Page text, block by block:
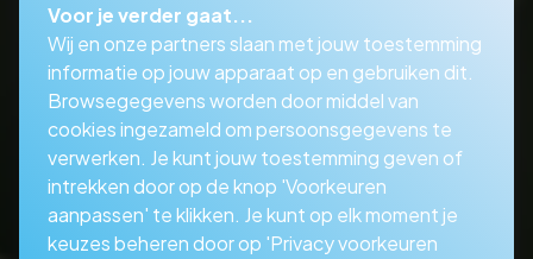
Voor je verder gaat...
Wij en onze partners slaan met jouw toestemming
informatie op jouw apparaat op en gebruiken dit.
Browsegegevens worden door middel van
cookies ingezameld om persoonsgegevens te
verwerken. Je kunt jouw toestemming geven of
intrekken door op de knop 'Voorkeuren
aanpassen' te klikken. Je kunt op elk moment je
keuzes beheren door op 'Privacy voorkeuren